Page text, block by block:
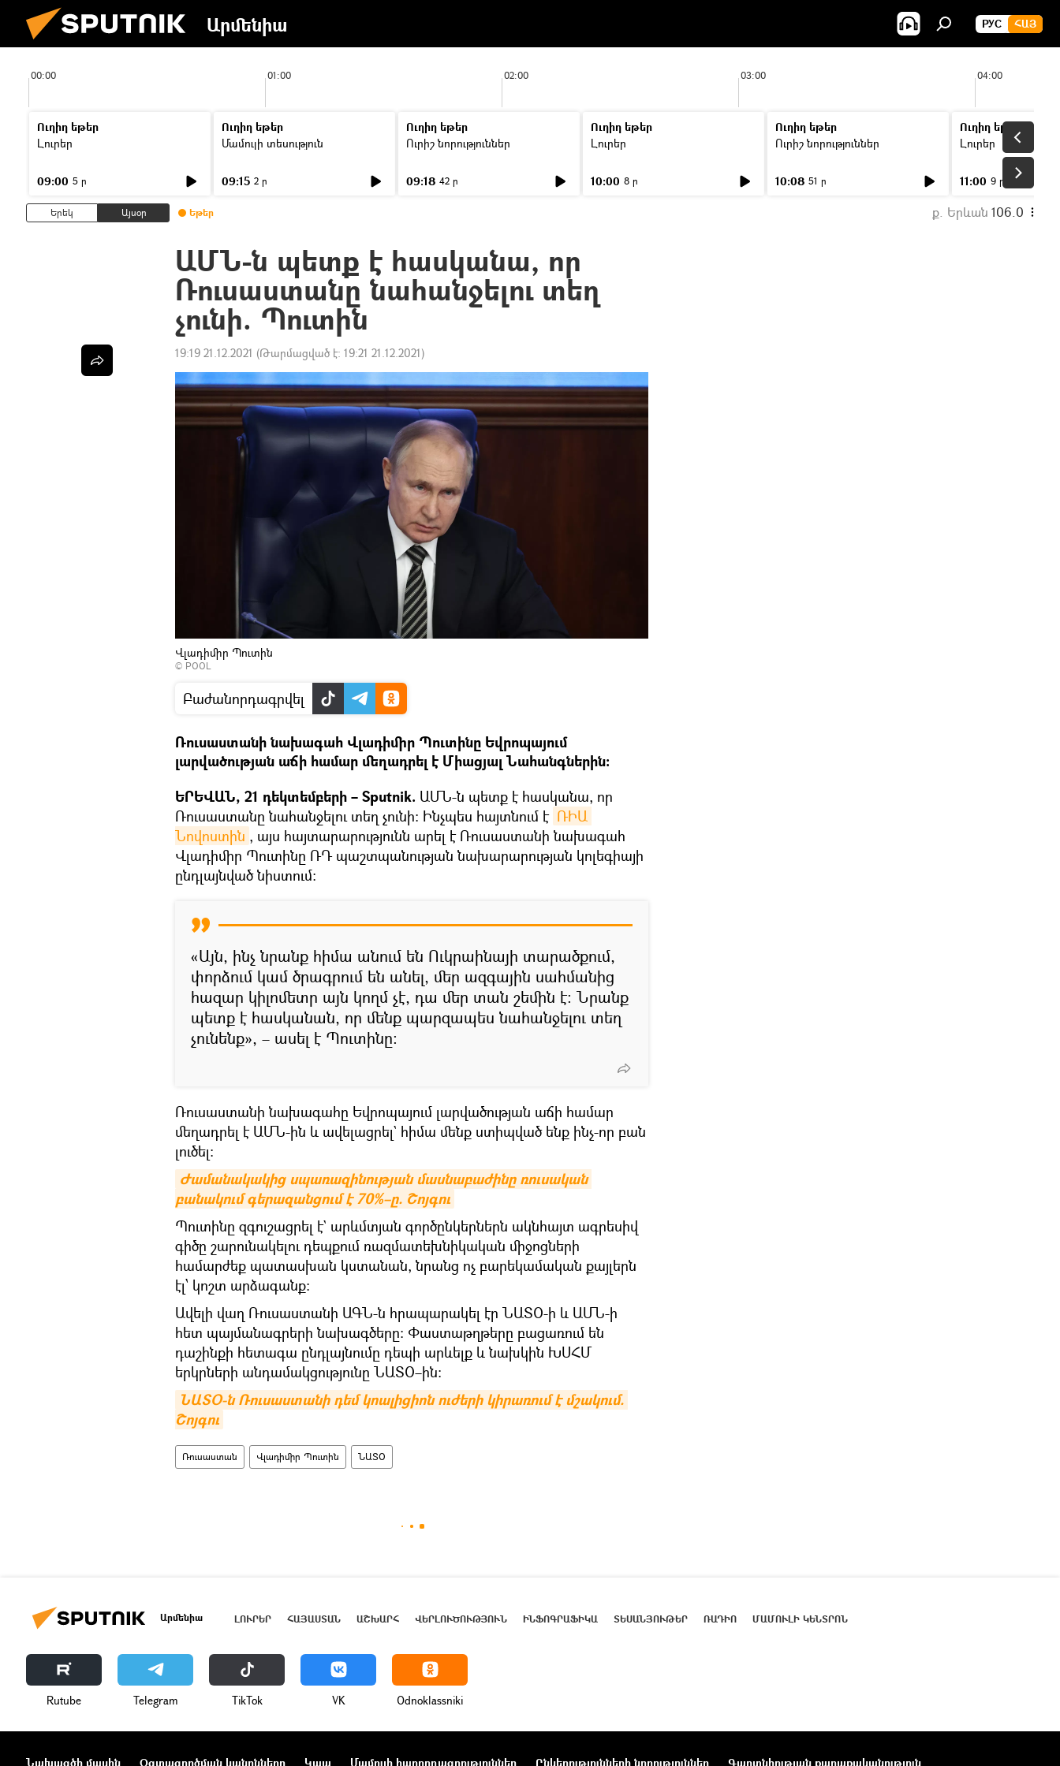
Արմենիա РУС ՀԱՅ
00:00 01:00 02:00 03:00 04:00
Ուղիղ եթեր
Լուրեր
09:00 5 ր
Ուղիղ եթեր
Մամուլի տեսություն
09:15 2 ր
Ուղիղ եթեր
Ուրիշ նորություններ
09:18 42 ր
Ուղիղ եթեր
Լուրեր
10:00 8 ր
Ուղիղ եթեր
Ուրիշ նորություններ
10:08 51 ր
Ուղիղ եթեր
Լուրեր
11:00 9 ր
Երեկ Այսօր Եթեր ք. Երևան 106.0
ԱՄՆ-ն պետք է հասկանա, որ
Ռուսաստանը նահանջելու տեղ
չունի. Պուտին
19:19 21.12.2021 (Թարմացված է: 19:21 21.12.2021)
Վլադիմիր Պուտին
© POOL
Բաժանորդագրվել
Ռուսաստանի նախագահ Վլադիմիր Պուտինը Եվրոպայում
լարվածության աճի համար մեղադրել է Միացյալ Նահանգներին։
ԵՐԵՎԱՆ, 21 դեկտեմբերի – Sputnik. ԱՄՆ-ն պետք է հասկանա, որ
Ռուսաստանը նահանջելու տեղ չունի։ Ինչպես հայտնում է ՌԻԱ
Նովոստին , այս հայտարարությունն արել է Ռուսաստանի նախագահ
Վլադիմիր Պուտինը ՌԴ պաշտպանության նախարարության կոլեգիայի
ընդլայնված նիստում։
«Այն, ինչ նրանք հիմա անում են Ուկրաինայի տարածքում,
փորձում կամ ծրագրում են անել, մեր ազգային սահմանից
հազար կիլոմետր այն կողմ չէ, դա մեր տան շեմին է։ Նրանք
պետք է հասկանան, որ մենք պարզապես նահանջելու տեղ
չունենք», – ասել է Պուտինը։
Ռուսաստանի նախագահը Եվրոպայում լարվածության աճի համար
մեղադրել է ԱՄՆ-ին և ավելացրել` հիմա մենք ստիպված ենք ինչ-որ բան
լուծել:
Ժամանակակից սպառազինության մասնաբաժինը ռուսական
բանակում գերազանցում է 70%–ը. Շոյգու
Պուտինը զգուշացրել է` արևմտյան գործընկերներն ակնհայտ ագրեսիվ
գիծը շարունակելու դեպքում ռազմատեխնիկական միջոցների
համարժեք պատասխան կստանան, նրանց ոչ բարեկամական քայլերն
էլ՝ կոշտ արձագանք:
Ավելի վաղ Ռուսաստանի ԱԳՆ-ն հրապարակել էր ՆԱՏՕ-ի և ԱՄՆ-ի
հետ պայմանագրերի նախագծերը։ Փաստաթղթերը բացառում են
դաշինքի հետագա ընդլայնումը դեպի արևելք և նախկին ԽՍՀՄ
երկրների անդամակցությունը ՆԱՏՕ–ին։
ՆԱՏՕ-ն Ռուսաստանի դեմ կոալիցիոն ուժերի կիրառում է մշակում.
Շոյգու
Ռուսաստան Վլադիմիր Պուտին ՆԱՏՕ
Արմենիա ԼՈՒՐԵՐ ՀԱՅԱՍՏԱՆ ԱՇԽԱՐՀ ՎԵՐԼՈՒԾՈՒԹՅՈՒՆ ԻՆՖՈԳՐԱՖԻԿԱ ՏԵՍԱՆՅՈՒԹԵՐ ՌԱԴԻՈ ՄԱՄՈՒԼԻ ԿԵՆՏՐՈՆ
Rutube Telegram ТikТоk VK Odnoklassniki
Նախագծի մասին Օգտագործման կանոնները Կապ Մամուլի հաղորդագրություններ Ընկերությունների նորություններ Գաղտնիության քաղաքականություն